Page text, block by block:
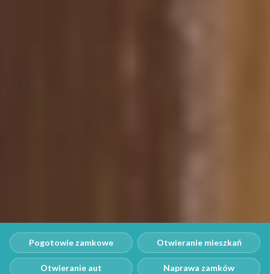
Pogotowie zamkowe Otwieranie mieszkań
Otwieranie aut Naprawa zamków